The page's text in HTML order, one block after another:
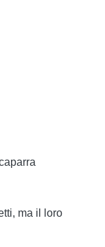
ma il loro